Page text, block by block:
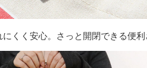
くく安心。さっと開閉できる便利